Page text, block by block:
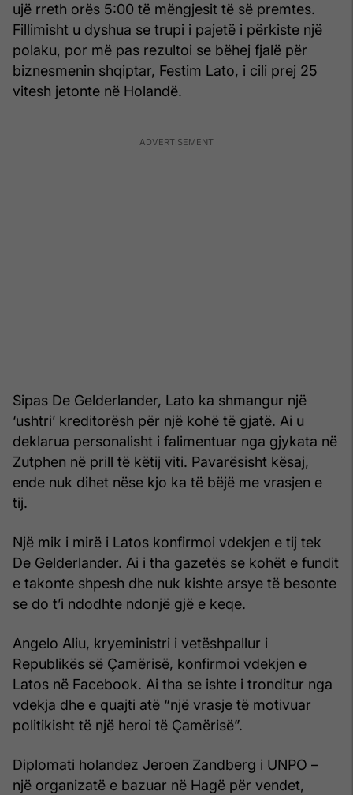
ujë rreth orës 5:00 të mëngjesit të së premtes.
Fillimisht u dyshua se trupi i pajetë i përkiste një
polaku, por më pas rezultoi se bëhej fjalë për
biznesmenin shqiptar, Festim Lato, i cili prej 25
vitesh jetonte në Holandë.
Sipas De Gelderlander, Lato ka shmangur një
‘ushtri’ kreditorësh për një kohë të gjatë. Ai u
deklarua personalisht i falimentuar nga gjykata në
Zutphen në prill të këtij viti. Pavarësisht kësaj,
ende nuk dihet nëse kjo ka të bëjë me vrasjen e
tij.
Një mik i mirë i Latos konfirmoi vdekjen e tij tek
De Gelderlander. Ai i tha gazetës se kohët e fundit
e takonte shpesh dhe nuk kishte arsye të besonte
se do t’i ndodhte ndonjë gjë e keqe.
Angelo Aliu, kryeministri i vetëshpallur i
Republikës së Çamërisë, konfirmoi vdekjen e
Latos në Facebook. Ai tha se ishte i tronditur nga
vdekja dhe e quajti atë “një vrasje të motivuar
politikisht të një heroi të Çamërisë”.
Diplomati holandez Jeroen Zandberg i UNPO –
një organizatë e bazuar në Hagë për vendet,